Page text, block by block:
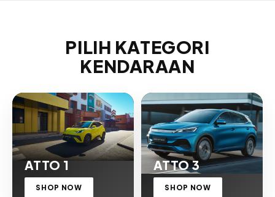
PILIH KATEGORI
KENDARAAN
ATTO 1
SHOP NOW
ATTO 3
SHOP NOW